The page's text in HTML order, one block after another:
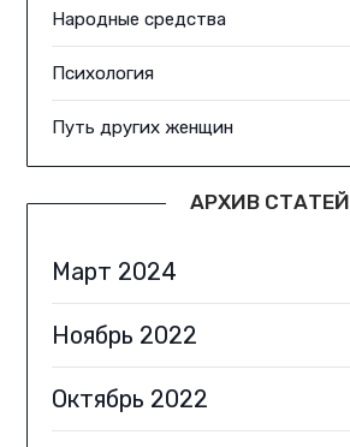
Народные средства
Психология
Путь других женщин
АРХИВ СТАТЕЙ
Март 2024
Ноябрь 2022
Октябрь 2022